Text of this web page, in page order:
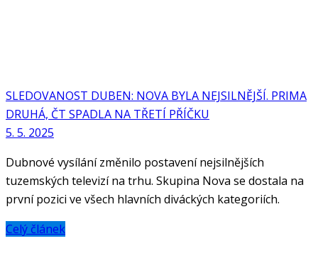
SLEDOVANOST DUBEN: NOVA BYLA NEJSILNĚJŠÍ. PRIMA
DRUHÁ, ČT SPADLA NA TŘETÍ PŘÍČKU
5. 5. 2025
Dubnové vysílání změnilo postavení nejsilnějších
tuzemských televizí na trhu. Skupina Nova se dostala na
první pozici ve všech hlavních diváckých kategoriích.
Celý článek